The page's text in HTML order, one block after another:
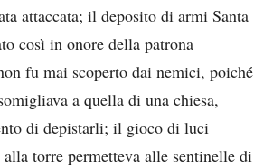
attaccata; il deposito di armi Santa
così in onore della patrona
fu mai scoperto dai nemici, poiché
a quella di una chiesa,
di depistarli; il gioco di luci
torre permetteva alle sentinelle di